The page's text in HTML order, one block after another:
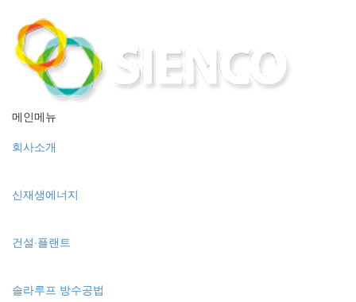
메인메뉴
회사소개
신재생에너지
건설·플랜트
솔라루프 방수공법